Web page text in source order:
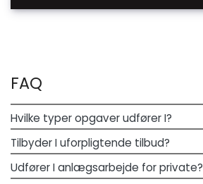
FAQ
Hvilke typer opgaver udfører I?
Tilbyder I uforpligtende tilbud?
Udfører I anlægsarbejde for private?